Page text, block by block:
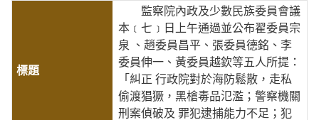
監察院內政及少數民族委員會議
本﹝七﹞日上午通過並公布翟委員宗
泉 、趙委員昌平、張委員德銘、李
委員伸一、黃委員越欽等五人所提：
「糾正 行政院對於海防鬆散，走私
偷渡猖獗，黑槍毒品氾濫；警察機關
刑案偵破及 罪犯逮捕能力不足；犯